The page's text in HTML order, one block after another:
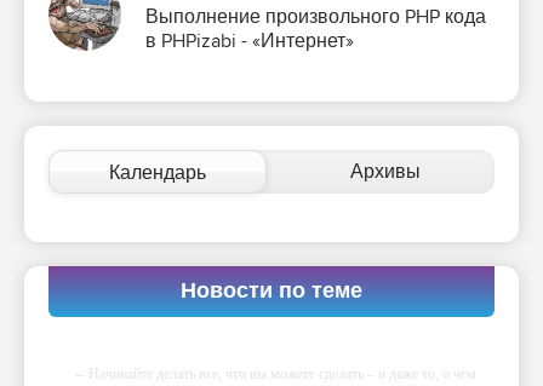
Выполнение произвольного PHP кода
в PHPizabi - «Интернет»
Календарь Архивы
Новости по теме
-- Начинайте делать все, что вы можете сделать – и даже то, о чем